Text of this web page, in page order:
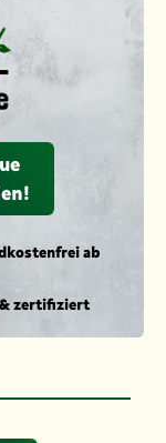
ab
zertifiziert